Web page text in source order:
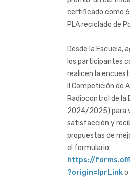
certificado como
PLA reciclado de
Desde la Escuela,
los participantes
realicen la
II Competición de
Radiocontrol de la
2024/2025) para
satisfacción y
propuestas de
el formulario:
https://
?origin=lprLinko